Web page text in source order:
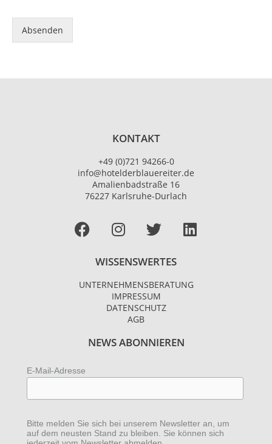
e
Absenden
KONTAKT
+49 (0)721 94266-0
info@hotelderblauereiter.de
Amalienbadstraße 16
76227 Karlsruhe-Durlach
Facebook
I
n
t
a
g
r
m
T
w
t
t
e
r
L
i
e
WISSENSWERTES
UNTERNEHMENSBERATUNG
IMPRESSUM
DATENSCHUTZ
AGB
NEWS ABONNIEREN
E-Mail-Adresse
Bitte melden Sie sich bei unserem Newsletter an, um
auf dem neusten Stand zu bleiben. Sie können sich